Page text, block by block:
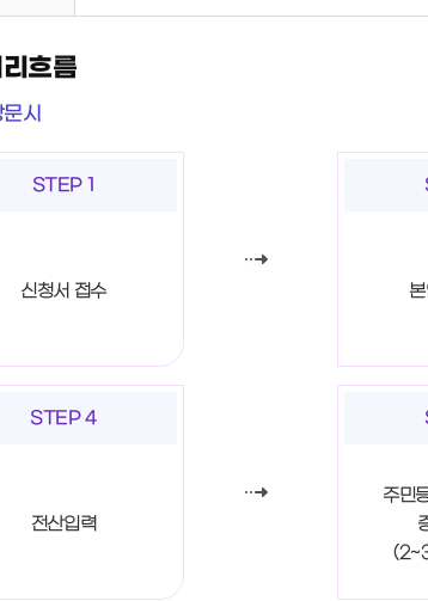
흐름
시
STEP 1
신청서 접수
STEP 4
전산입력
주민